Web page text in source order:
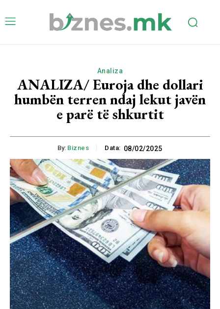
Analiza
ANALIZA/ Euroja dhe dollari
humbën terren ndaj lekut javën
e parë të shkurtit
By: Biznes Data: 08/02/2025